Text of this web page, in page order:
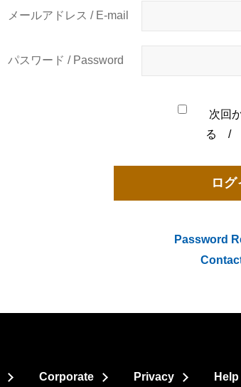
メールアドレス / E-mail
パスワード / Password
次回
る /
Password
Corporate Privacy Help